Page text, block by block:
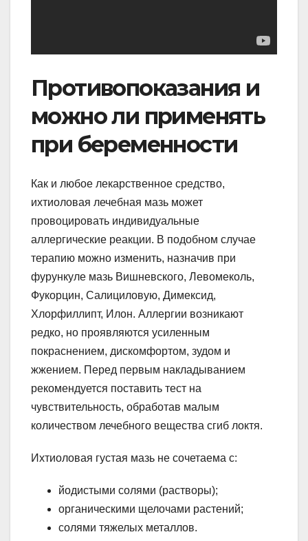
Противопоказания и
можно ли применять
при беременности
Как и любое лекарственное средство,
ихтиоловая лечебная мазь может
провоцировать индивидуальные
аллергические реакции. В подобном случае
терапию можно изменить, назначив при
фурункуле мазь Вишневского, Левомеколь,
Фукорцин, Салициловую, Димексид,
Хлорфиллипт, Илон. Аллергии возникают
редко, но проявляются усиленным
покраснением, дискомфортом, зудом и
жжением. Перед первым накладыванием
рекомендуется поставить тест на
чувствительность, обработав малым
количеством лечебного вещества сгиб локтя.
Ихтиоловая густая мазь не сочетаема с:
йодистыми солями (растворы);
органическими щелочами растений;
солями тяжелых металлов.